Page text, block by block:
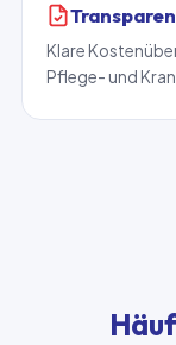
Klare
Pflege- und